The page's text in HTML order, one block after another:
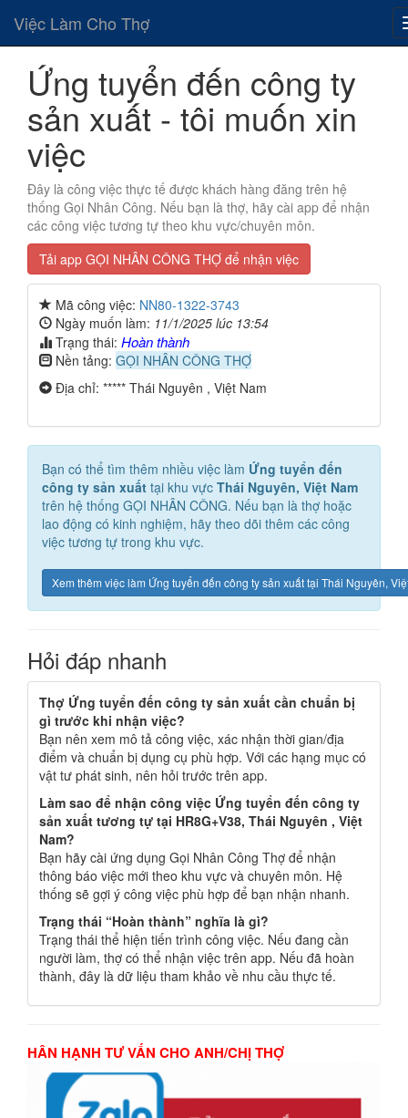
Việc Làm Cho Thợ
Ứng tuyển đến công ty
sản xuất - tôi muốn xin
việc
Đây là công việc thực tế được khách hàng đăng trên hệ
thống Gọi Nhân Công. Nếu bạn là thợ, hãy cài app để nhận
các công việc tương tự theo khu vực/chuyên môn.
Tải app GỌI NHÂN CÔNG THỢ để nhận việc
Mã công việc: NN80-1322-3743
Ngày muốn làm: 11/1/2025 lúc 13:54
Trạng thái: Hoàn thành
Nền tảng: GỌI NHÂN CÔNG THỢ
Địa chỉ: ***** Thái Nguyên , Việt Nam
Bạn có thể tìm thêm nhiều việc làm Ứng tuyển đến
công ty sản xuất tại khu vực Thái Nguyên, Việt Nam
trên hệ thống GỌI NHÂN CÔNG. Nếu bạn là thợ hoặc
lao động có kinh nghiệm, hãy theo dõi thêm các công
việc tương tự trong khu vực.
Xem thêm việc làm Ứng tuyển đến công ty sản xuất tại Thái Nguyên,
Hỏi đáp nhanh
Thợ Ứng tuyển đến công ty sản xuất cần chuẩn bị
gì trước khi nhận việc?
Bạn nên xem mô tả công việc, xác nhận thời gian/địa
điểm và chuẩn bị dụng cụ phù hợp. Với các hạng mục có
vật tư phát sinh, nên hỏi trước trên app.
Làm sao để nhận công việc Ứng tuyển đến công ty
sản xuất tương tự tại HR8G+V38, Thái Nguyên , Việt
Nam?
Bạn hãy cài ứng dụng Gọi Nhân Công Thợ để nhận
thông báo việc mới theo khu vực và chuyên môn. Hệ
thống sẽ gợi ý công việc phù hợp để bạn nhận nhanh.
Trạng thái “Hoàn thành” nghĩa là gì?
Trạng thái thể hiện tiến trình công việc. Nếu đang cần
người làm, thợ có thể nhận việc trên app. Nếu đã hoàn
thành, đây là dữ liệu tham khảo về nhu cầu thực tế.
HÂN HẠNH TƯ VẤN CHO ANH/CHỊ THỢ